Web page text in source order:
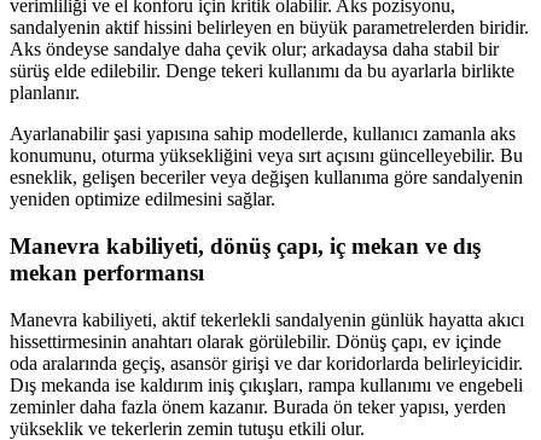
verimliliği ve el konforu için kritik olabilir. Aks pozisyonu,
sandalyenin aktif hissini belirleyen en büyük parametrelerden biridir.
Aks öndeyse sandalye daha çevik olur; arkadaysa daha stabil bir
sürüş elde edilebilir. Denge tekeri kullanımı da bu ayarlarla birlikte
planlanır.
Ayarlanabilir şasi yapısına sahip modellerde, kullanıcı zamanla aks
konumunu, oturma yüksekliğini veya sırt açısını güncelleyebilir. Bu
esneklik, gelişen beceriler veya değişen kullanıma göre sandalyenin
yeniden optimize edilmesini sağlar.
Manevra kabiliyeti, dönüş çapı, iç mekan ve dış
mekan performansı
Manevra kabiliyeti, aktif tekerlekli sandalyenin günlük hayatta akıcı
hissettirmesinin anahtarı olarak görülebilir. Dönüş çapı, ev içinde
oda aralarında geçiş, asansör girişi ve dar koridorlarda belirleyicidir.
Dış mekanda ise kaldırım iniş çıkışları, rampa kullanımı ve engebeli
zeminler daha fazla önem kazanır. Burada ön teker yapısı, yerden
yükseklik ve tekerlerin zemin tutuşu etkili olur.